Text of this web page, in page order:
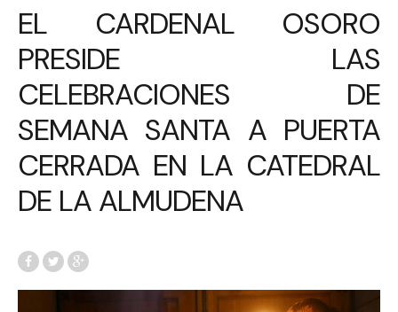
EL CARDENAL OSORO
PRESIDE LAS
CELEBRACIONES DE
SEMANA SANTA A PUERTA
CERRADA EN LA CATEDRAL
DE LA ALMUDENA